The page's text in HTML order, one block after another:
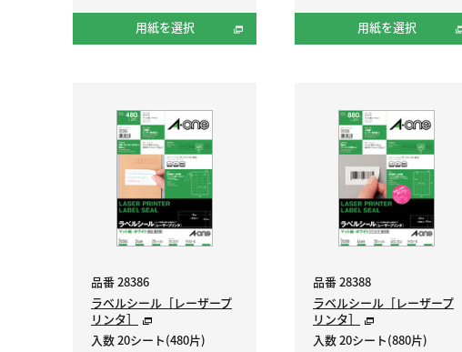
用紙を選択 用紙を選択
品番 28386
ラベルシール［レーザープ
リンタ］
入数 20シート(480片)
品番 28388
ラベルシール［レーザープ
リンタ］
入数 20シート(880片)